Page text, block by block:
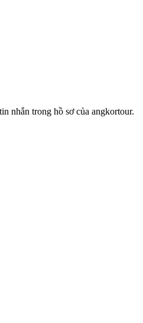
nhắn trong hồ sơ của angkortour.